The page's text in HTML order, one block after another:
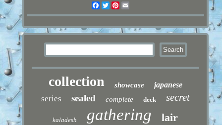
Facebook
TwitterPinterest
collection showcase japanese
series sealed complete deck secret
kaladesh gathering
lair